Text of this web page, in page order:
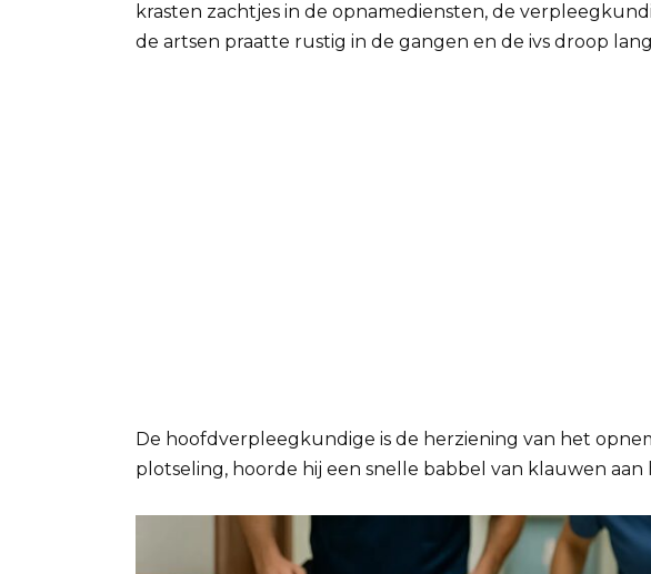
krasten zachtjes in de opnamediensten, de
de artsen praatte rustig in de gangen en de ivs droop
De hoofdverpleegkundige is de herziening van het
plotseling, hoorde hij een snelle babbel van klauwen aan